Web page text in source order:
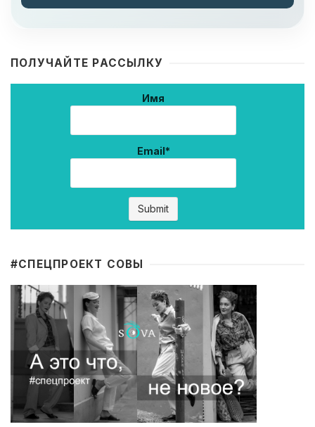
ПОЛУЧАЙТЕ РАССЫЛКУ
Имя
Email*
#CПЕЦПРОЕКТ СОВЫ